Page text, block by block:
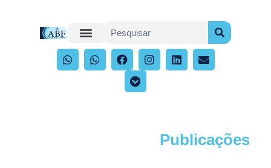
Publicações